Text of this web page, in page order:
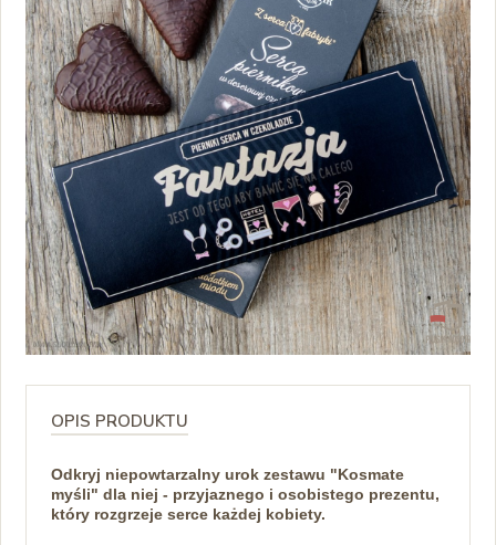
OPIS PRODUKTU
Odkryj niepowtarzalny urok zestawu "Kosmate
myśli" dla niej - przyjaznego i osobistego prezentu,
który rozgrzeje serce każdej kobiety.